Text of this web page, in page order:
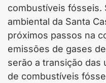
combustíveis fósseis.
ambiental da Santa
próximos passos na
emissões de gases
serão a transição das
de combustíveis